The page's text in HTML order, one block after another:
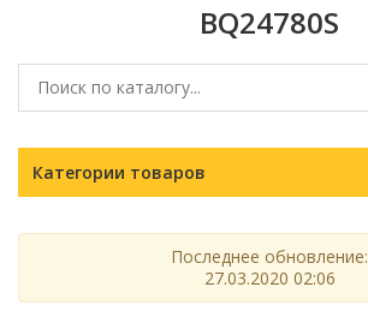
BQ24780S
Категории товаров
Последнее обновление:
27.03.2020 02:06